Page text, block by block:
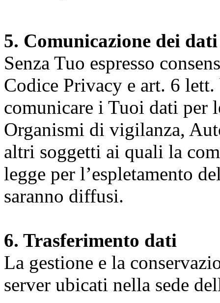
5. Comunicazione dei dati
Senza Tuo espresso
Codice Privacy e art. 6
comunicare i Tuoi dati per
Organismi di vigilanza,
altri soggetti ai quali la
legge per l’espletamento
saranno diffusi.
6. Trasferimento dati
La gestione e la
server ubicati nella sede